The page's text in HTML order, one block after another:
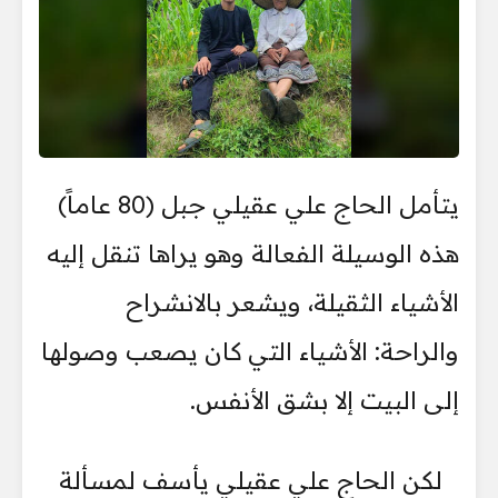
يتأمل الحاج علي عقيلي جبل (80 عاماً)
هذه الوسيلة الفعالة وهو يراها تنقل إليه
الأشياء الثقيلة، ويشعر بالانشراح
والراحة: الأشياء التي كان يصعب وصولها
إلى البيت إلا بشق الأنفس.
لكن الحاج علي عقيلي يأسف لمسألة